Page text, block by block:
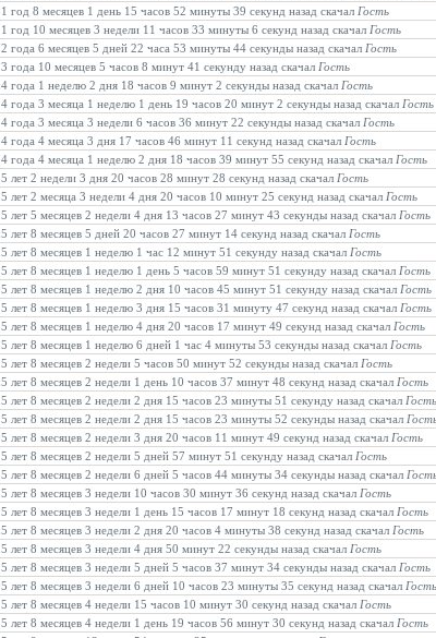
1 год 8 месяцев 1 день 15 часов 52 минуты 39 секунд назад скачал Гость
1 год 10 месяцев 3 недели 11 часов 33 минуты 6 секунд назад скачал Гость
2 года 6 месяцев 5 дней 22 часа 53 минуты 44 секунды назад скачал Гость
3 года 10 месяцев 5 часов 8 минут 41 секунду назад скачал Гость
4 года 1 неделю 2 дня 18 часов 9 минут 2 секунды назад скачал Гость
4 года 3 месяца 1 неделю 1 день 19 часов 20 минут 2 секунды назад скачал Гость
4 года 3 месяца 3 недели 6 часов 36 минут 22 секунды назад скачал Гость
4 года 4 месяца 3 дня 17 часов 46 минут 11 секунд назад скачал Гость
4 года 4 месяца 1 неделю 2 дня 18 часов 39 минут 55 секунд назад скачал Гость
5 лет 2 недели 3 дня 20 часов 28 минут 28 секунд назад скачал Гость
5 лет 2 месяца 3 недели 4 дня 20 часов 10 минут 25 секунд назад скачал Гость
5 лет 5 месяцев 2 недели 4 дня 13 часов 27 минут 43 секунды назад скачал Гость
5 лет 8 месяцев 5 дней 20 часов 27 минут 14 секунд назад скачал Гость
5 лет 8 месяцев 1 неделю 1 час 12 минут 51 секунду назад скачал Гость
5 лет 8 месяцев 1 неделю 1 день 5 часов 59 минут 51 секунду назад скачал Гость
5 лет 8 месяцев 1 неделю 2 дня 10 часов 45 минут 51 секунду назад скачал Гость
5 лет 8 месяцев 1 неделю 3 дня 15 часов 31 минуту 47 секунд назад скачал Гость
5 лет 8 месяцев 1 неделю 4 дня 20 часов 17 минут 49 секунд назад скачал Гость
5 лет 8 месяцев 1 неделю 6 дней 1 час 4 минуты 53 секунды назад скачал Гость
5 лет 8 месяцев 2 недели 5 часов 50 минут 52 секунды назад скачал Гость
5 лет 8 месяцев 2 недели 1 день 10 часов 37 минут 48 секунд назад скачал Гость
5 лет 8 месяцев 2 недели 2 дня 15 часов 23 минуты 51 секунду назад скачал Гость
5 лет 8 месяцев 2 недели 2 дня 15 часов 23 минуты 52 секунды назад скачал
5 лет 8 месяцев 2 недели 3 дня 20 часов 11 минут 49 секунд назад скачал Гость
5 лет 8 месяцев 2 недели 5 дней 57 минут 51 секунду назад скачал Гость
5 лет 8 месяцев 2 недели 6 дней 5 часов 44 минуты 34 секунды назад скачал
5 лет 8 месяцев 3 недели 10 часов 30 минут 36 секунд назад скачал Гость
5 лет 8 месяцев 3 недели 1 день 15 часов 17 минут 18 секунд назад скачал Гость
5 лет 8 месяцев 3 недели 2 дня 20 часов 4 минуты 38 секунд назад скачал Гость
5 лет 8 месяцев 3 недели 4 дня 50 минут 22 секунды назад скачал Гость
5 лет 8 месяцев 3 недели 5 дней 5 часов 37 минут 34 секунды назад скачал Гость
5 лет 8 месяцев 3 недели 6 дней 10 часов 23 минуты 35 секунд назад скачал Гость
5 лет 8 месяцев 4 недели 15 часов 10 минут 30 секунд назад скачал Гость
5 лет 8 месяцев 4 недели 1 день 19 часов 56 минут 30 секунд назад скачал Гость